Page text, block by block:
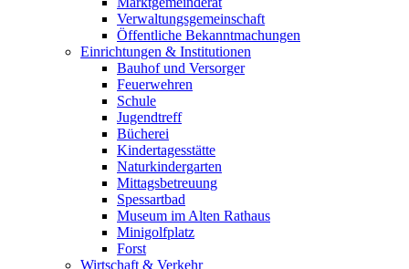
Verwaltungsgemeinschaft
Öffentliche Bekanntmachungen
Einrichtungen & Institutionen
Bauhof und Versorger
Feuerwehren
Schule
Jugendtreff
Bücherei
Kindertagesstätte
Naturkindergarten
Mittagsbetreuung
Spessartbad
Museum im Alten Rathaus
Minigolfplatz
Forst
Wirtschaft & Verkehr